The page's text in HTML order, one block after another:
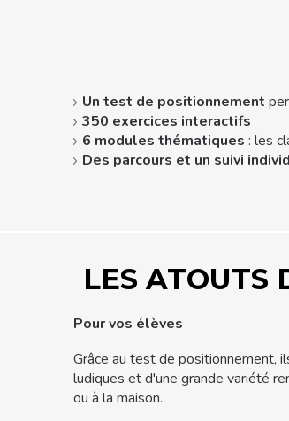
Un test de positionnement
350 exercices interactifs
6 modules thématiques : les
Des parcours et un suivi
LES ATOUTS
Pour vos élèves
Grâce au test de positionnement,
ludiques et d'une grande variété
ou à la maison.